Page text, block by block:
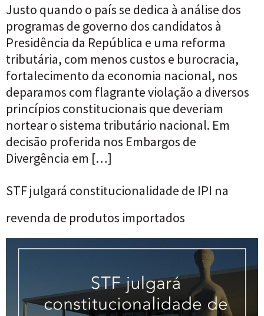
Justo quando o país se dedica à análise dos
programas de governo dos candidatos à
Presidência da República e uma reforma
tributária, com menos custos e burocracia,
fortalecimento da economia nacional, nos
deparamos com flagrante violação a diversos
princípios constitucionais que deveriam
nortear o sistema tributário nacional. Em
decisão proferida nos Embargos de
Divergência em […]
STF julgará constitucionalidade de IPI na
revenda de produtos importados